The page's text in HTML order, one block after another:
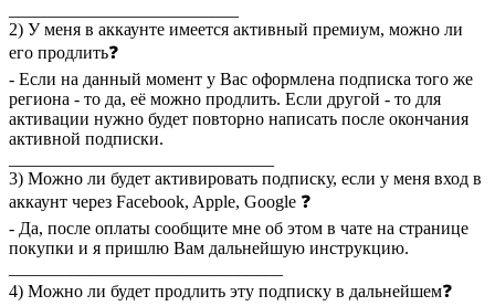
2) У меня в аккаунте имеется активный премиум, можно ли
его продлить❓
- Если на данный момент у Вас оформлена подписка того же
региона - то да, её можно продлить. Если другой - то для
активации нужно будет повторно написать после окончания
активной подписки.
3) Можно ли будет активировать подписку, если у меня вход в
аккаунт через Facebook, Apple, Google ❓
- Да, после оплаты сообщите мне об этом в чате на странице
покупки и я пришлю Вам дальнейшую инструкцию.
4) Можно ли будет продлить эту подписку в дальнейшем❓